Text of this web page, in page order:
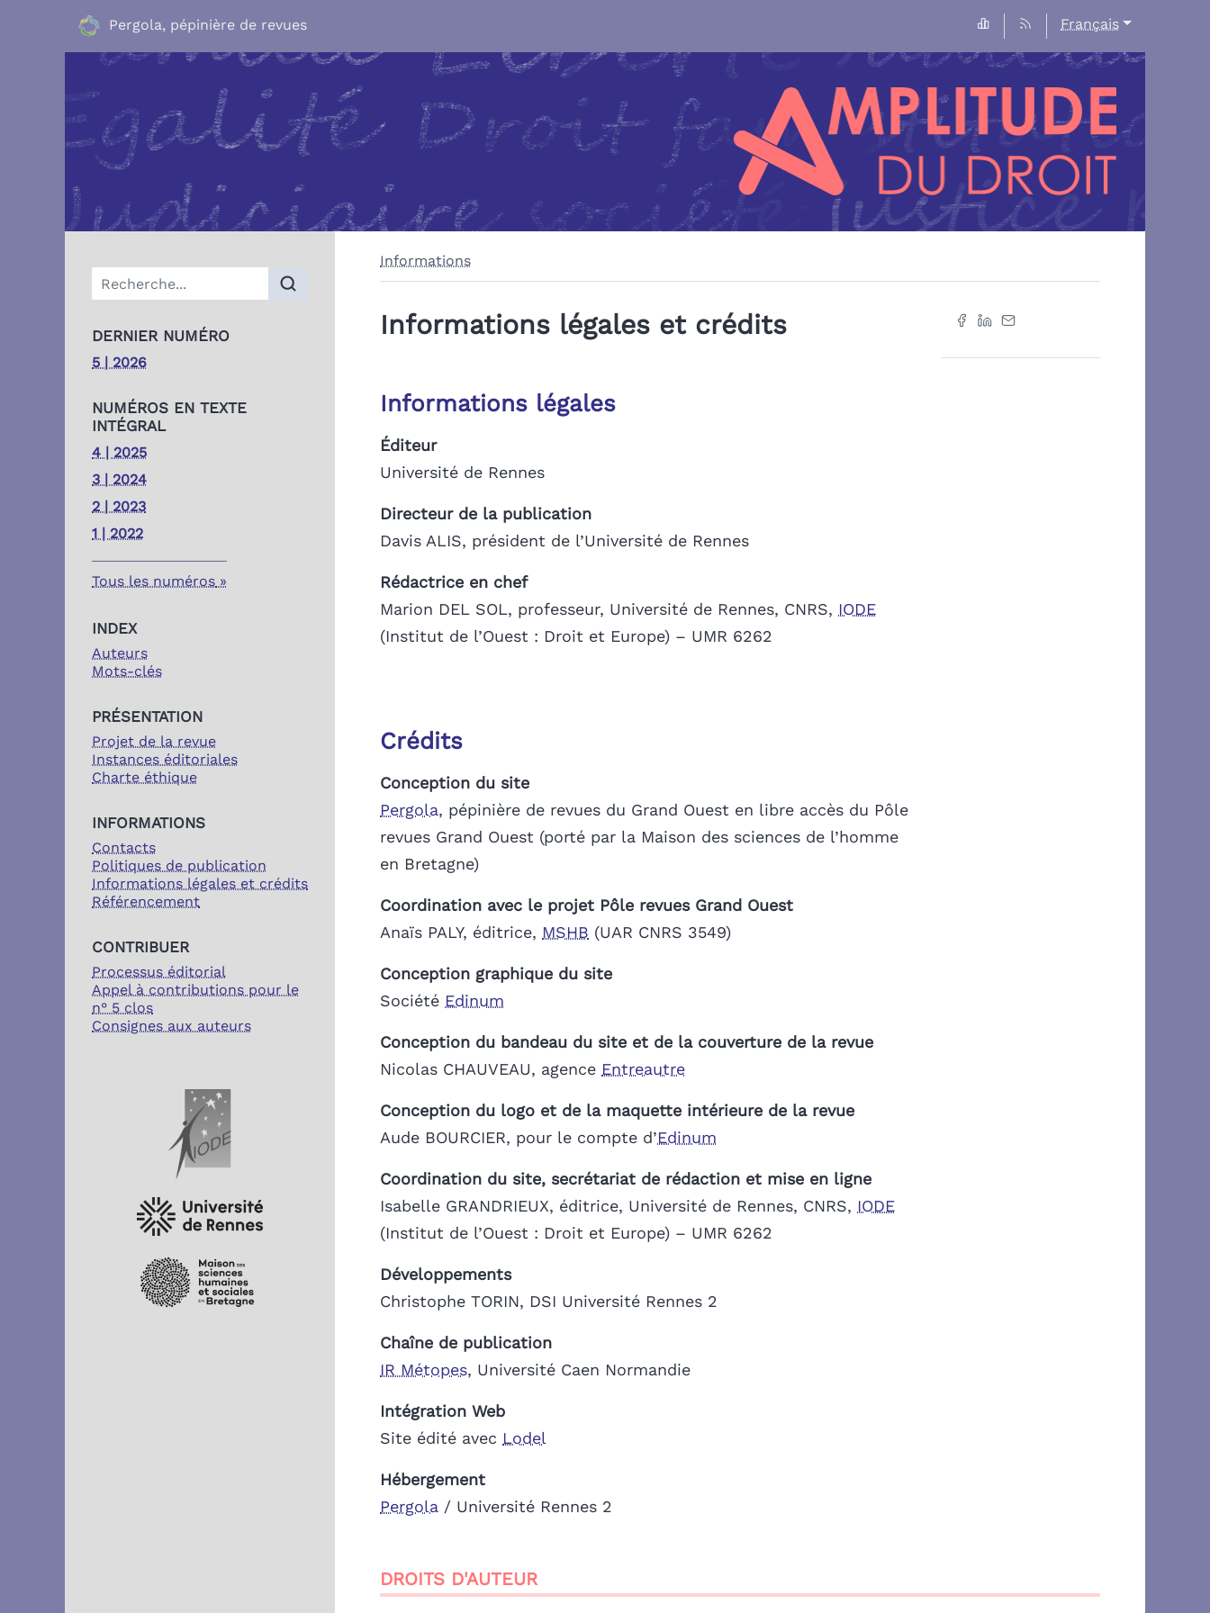
Pergola, pépinière de revues Français
Menu principal
DERNIER NUMÉRO
5 | 2026
NUMÉROS EN TEXTE
INTÉGRAL
4 | 2025
3 | 2024
2 | 2023
1 | 2022
Tous les numéros
INDEX
Auteurs
Mots-clés
PRÉSENTATION
Projet de la revue
Instances éditoriales
Charte éthique
INFORMATIONS
Contacts
Politiques de publication
Informations légales et crédits
Référencement
CONTRIBUER
Processus éditorial
Appel à contributions pour le
n° 5 clos
Consignes aux auteurs
PARTENAIRES
Informations
Informations légales et crédits
Informations légales
Éditeur
Université de Rennes
Directeur de la publication
Davis ALIS, président de l’Université de Rennes
Rédactrice en chef
Marion DEL SOL, professeur, Université de Rennes, CNRS, IODE
(Institut de l’Ouest : Droit et Europe) – UMR 6262
Crédits
Conception du site
Pergola, pépinière de revues du Grand Ouest en libre accès du Pôle
revues Grand Ouest (porté par la Maison des sciences de l’homme
en Bretagne)
Coordination avec le projet Pôle revues Grand Ouest
Anaïs PALY, éditrice, MSHB (UAR CNRS 3549)
Conception graphique du site
Société Edinum
Conception du bandeau du site et de la couverture de la revue
Nicolas CHAUVEAU, agence Entreautre
Conception du logo et de la maquette intérieure de la revue
Aude BOURCIER, pour le compte d’Edinum
Coordination du site, secrétariat de rédaction et mise en ligne
Isabelle GRANDRIEUX, éditrice, Université de Rennes, CNRS, IODE
(Institut de l’Ouest : Droit et Europe) – UMR 6262
Développements
Christophe TORIN, DSI Université Rennes 2
Chaîne de publication
IR Métopes, Université Caen Normandie
Intégration Web
Site édité avec Lodel
Hébergement
Pergola / Université Rennes 2
DROITS D'AUTEUR